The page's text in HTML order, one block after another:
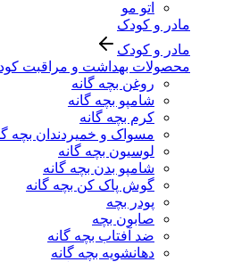
اتو مو
مادر و کودک
مادر و کودک
محصولات بهداشت و مراقبت
روغن بچه گانه
شامپو بچه گانه
کرم بچه گانه
مسواک و خمیردندان بچه
لوسیون بچه گانه
شامپو بدن بچه گانه
گوش پاک کن بچه گانه
پودر بچه
صابون بچه
ضد آفتاب بچه گانه
دهانشویه بچه گانه